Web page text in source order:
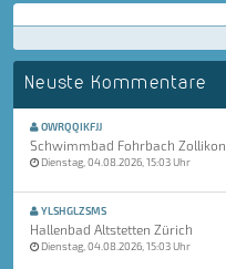
Neuste Kommentare
OWRQQIKFJJ
Schwimmbad Fohrbach Zollikon
Dienstag, 04.08.2026, 15:03 Uhr
YLSHGLZSMS
Hallenbad Altstetten Zürich
Dienstag, 04.08.2026, 15:03 Uhr